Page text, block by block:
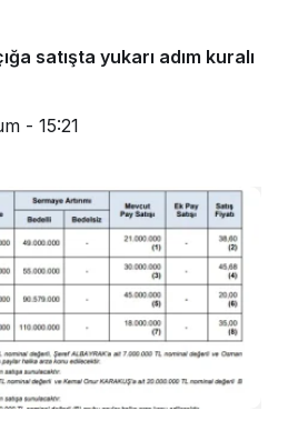
satışta yukarı adım kuralı
- 15:21